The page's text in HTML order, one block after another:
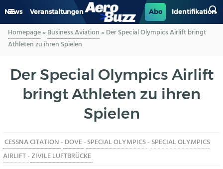
News Veranstaltungen Abo Identifikation
GENERAL AVIATION
LUFTVERKEHR
INDUSTRIE
Homepage»Business Aviation »Der Special Olympics Airlift bringt
Athleten zu ihren Spielen
Der Special Olympics Airlift
bringt Athleten zu ihren
Spielen
CESSNA CITATION - DOVE-SPECIAL OLYMPICS- SPECIAL OLYMPICS
AIRLIFT-ZIVILE LUFTBRÜCKE